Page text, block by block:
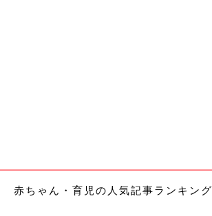
赤ちゃん・育児の人気記事ランキング